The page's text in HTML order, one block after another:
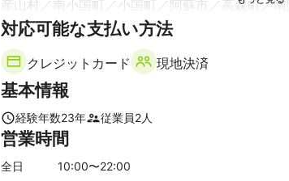
思っております。
- - - - - - - - - -
◾️撮影場所
- - - - - - - - - -
許可を取らないと撮影ができない場所も
御座います。許可取り等はこちらで
行いますが、料金が発生する場合は
恐れ入りますがご負担願います。
産山村 南小国町 小国町 阿蘇市 高森町 南
山都町
山鹿市 菊陽町 合志市
和水町
南関町
宇城市
八代市 湯前町 多良木町
人吉市
上天草市
【福岡県】
行橋市 太宰府市
粕屋町
福岡市 糸島市
対応可能な支払い方法
クレジットカード 現地決済
基本情報
経験年数23年 従業員2人
営業時間
全日 10:00〜22:00